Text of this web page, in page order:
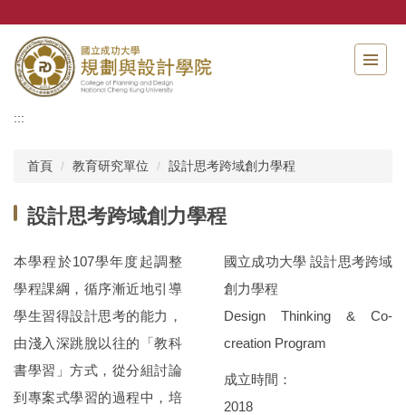
主
要
內
區
:::
首頁 教育研究單位 設計思考跨域創力學程
設計思考跨域創力學程
本學程於107學年度起調整
學程課綱，循序漸近地引導
學生習得設計思考的能力，
由淺入深跳脫以往的「教科
書學習」方式，從分組討論
到專案式學習的過程中，培
國立成功大學 設計思考跨域
創力學程
Design Thinking & Co-
creation Program
成立時間：
2018